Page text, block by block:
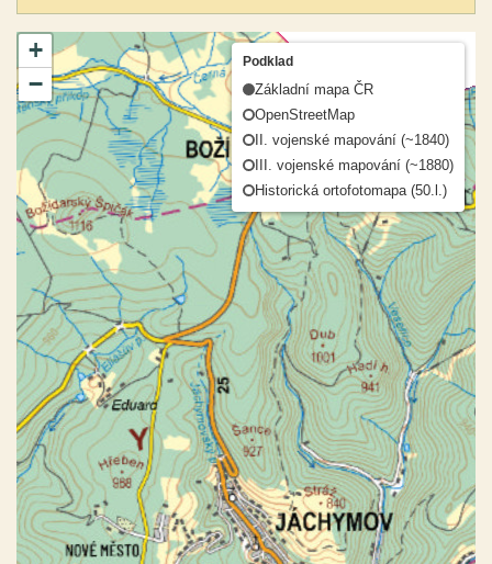
+
−
Podklad
Základní mapa ČR
OpenStreetMap
II. vojenské mapování (~1840)
III. vojenské mapování (~1880)
Historická ortofotomapa (50.l.)